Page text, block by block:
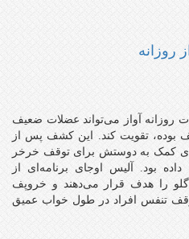
روزانه
روزانه آواز می‌تواند عضلات ضعیف
بوده، تقویت کند. این کشف پس از
کمک به دوستش برای توقف خرخر
بود. آلیس اوجای برنامه‌ای از
را هدف قرار می‌دهند و خروپف
تنفس افراد در طول خواب عمیق